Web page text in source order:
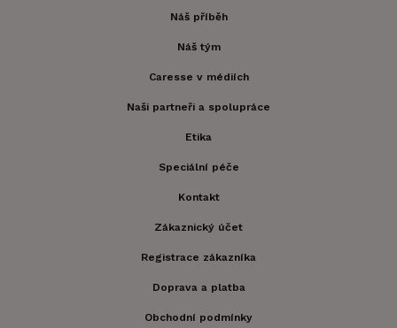
Náš příběh
Náš tým
Caresse v médiích
Naši partneři a spolupráce
Etika
Speciální péče
Kontakt
Zákaznický účet
Registrace zákazníka
Doprava a platba
Obchodní podmínky